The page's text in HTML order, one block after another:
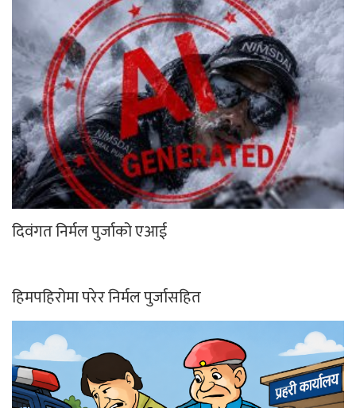
दिवंगत निर्मल पुर्जाको एआई
हिमपहिरोमा परेर निर्मल पुर्जासहित